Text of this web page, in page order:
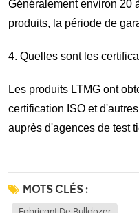
Généralement environ 20
produits, la période de
4. Quelles sont les
Les produits LTMG ont
certification ISO et
auprès d'agences de test
MOTS CLÉS :